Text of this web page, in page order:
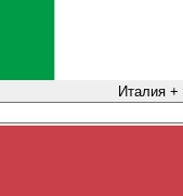
Италия +